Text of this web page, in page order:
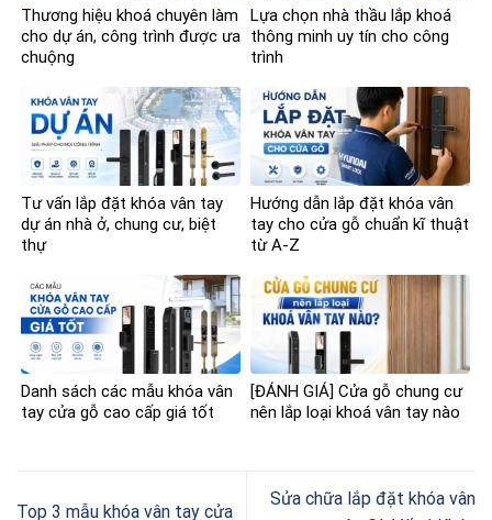
Thương hiệu khoá chuyên làm
cho dự án, công trình được ưa
chuộng
Lựa chọn nhà thầu lắp khoá
thông minh uy tín cho công
trình
Tư vấn lắp đặt khóa vân tay
dự án nhà ở, chung cư, biệt
thự
Hướng dẫn lắp đặt khóa vân
tay cho cửa gỗ chuẩn kĩ thuật
từ A-Z
Danh sách các mẫu khóa vân
tay cửa gỗ cao cấp giá tốt
[ĐÁNH GIÁ] Cửa gỗ chung cư
nên lắp loại khoá vân tay nào
Top 3 mẫu khóa vân tay cửa
Sửa chữa lắp đặt khóa vân